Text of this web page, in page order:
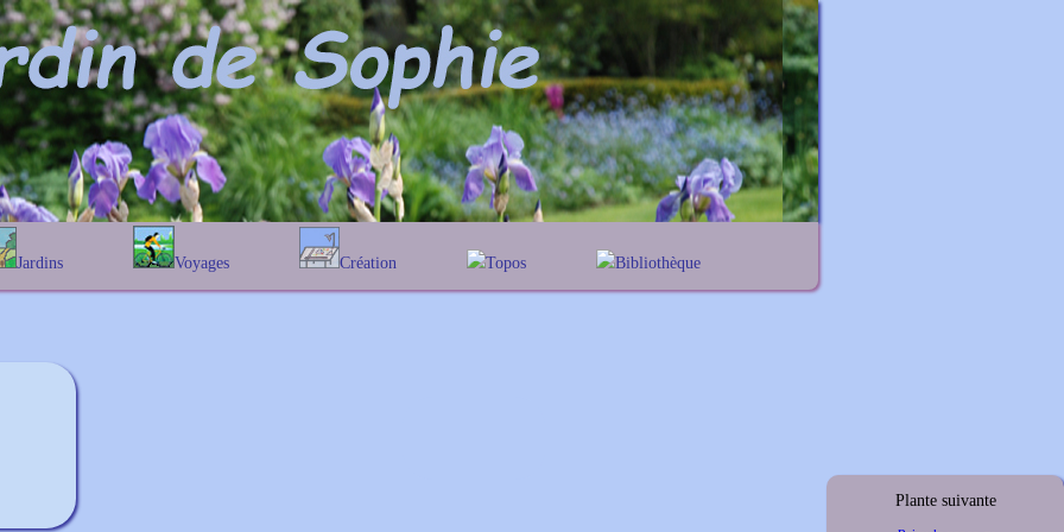
Jardins Voyages
En Belgique
Création
Prairies fleuries
Topos
Les chênes
Bibliothèque
Lexique noms propres
Plante suivante